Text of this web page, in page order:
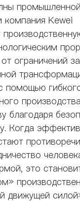
промышленной
компания Kewei
ограничений
помощью
благодаря
Когда
это
движущей